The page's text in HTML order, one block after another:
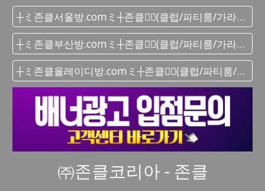
┼ミ존클서울방.comミ┼존클❤️‍🔥(클럽/파티룸/가라오케) - 단톡방
┼ミ존클부산방.comミ┼존클❤️‍🔥(클럽/파티룸/가라오케) - 단톡방
┼ミ존클올레이디방.comミ┼존클❤️‍🔥(클럽/파티룸/가라오케) - 단톡방
㈜존클코리아 - 존클